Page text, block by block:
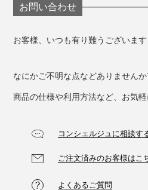
お問い合わせ
お客様、いつも有り難うございます
なにかご不明な点などありませんか
商品の仕様や利用方法など、お気軽
コンシェルジュに相談す
ご注文済みのお客様はこ
よくあるご質問